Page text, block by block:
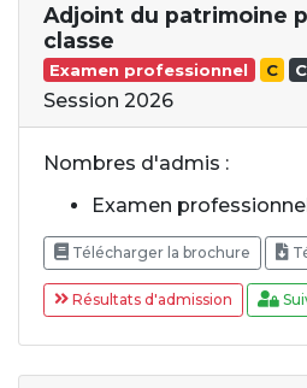
Adjoint du patrimoine
classe
Examen professionnel C
Session 2026
Nombres d'admis :
Examen professionnel
Télécharger la brochure
Résultats d'admission